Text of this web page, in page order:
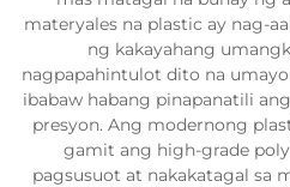
materyales na plastic ay nag-
ng kakayahang
nagpapahintulot dito na
ibabaw habang pinapanatili
presyon. Ang modernong
gamit ang high-grade
pagsusuot at nakakatagal sa